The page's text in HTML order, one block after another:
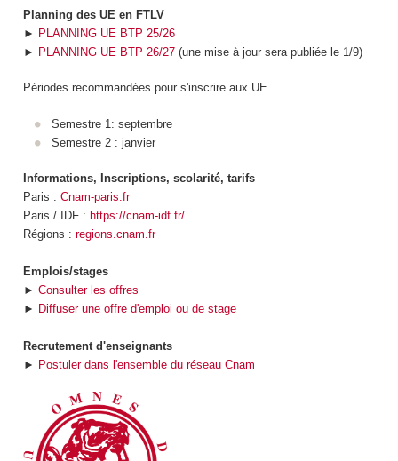
Planning des UE en FTLV
► PLANNING UE BTP 25/26
► PLANNING UE BTP 26/27(une mise à jour sera publiée le 1/9)
Périodes recommandées pour s'inscrire aux UE
Semestre 1: septembre
Semestre 2 : janvier
Informations, Inscriptions, scolarité, tarifs
Paris : Cnam-paris.fr
Paris / IDF : https://cnam-idf.fr/
Régions : regions.cnam.fr
Emplois/stages
► Consulter les offres
► Diffuser une offre d'emploi ou de stage
Recrutement d'enseignants
► Postuler dans l'ensemble du réseau Cnam